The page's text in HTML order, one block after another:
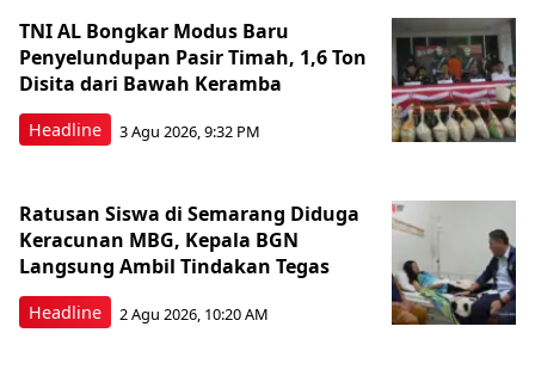
Headline
TNI AL Bongkar Modus Baru
Penyelundupan Pasir Timah, 1,6 Ton
Disita dari Bawah Keramba
3 Agu 2026, 9:32 PM
Headline
Ratusan Siswa di Semarang Diduga
Keracunan MBG, Kepala BGN
Langsung Ambil Tindakan Tegas
2 Agu 2026, 10:20 AM